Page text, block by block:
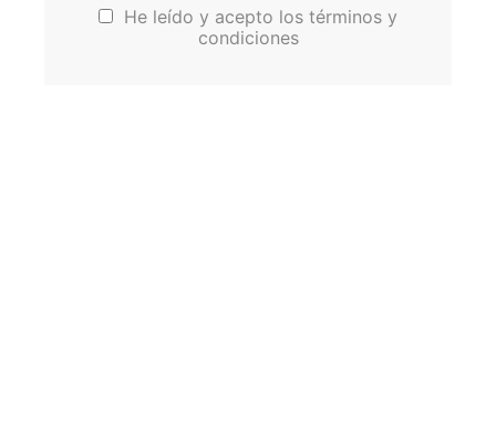
He leído y acepto los términos y
condiciones